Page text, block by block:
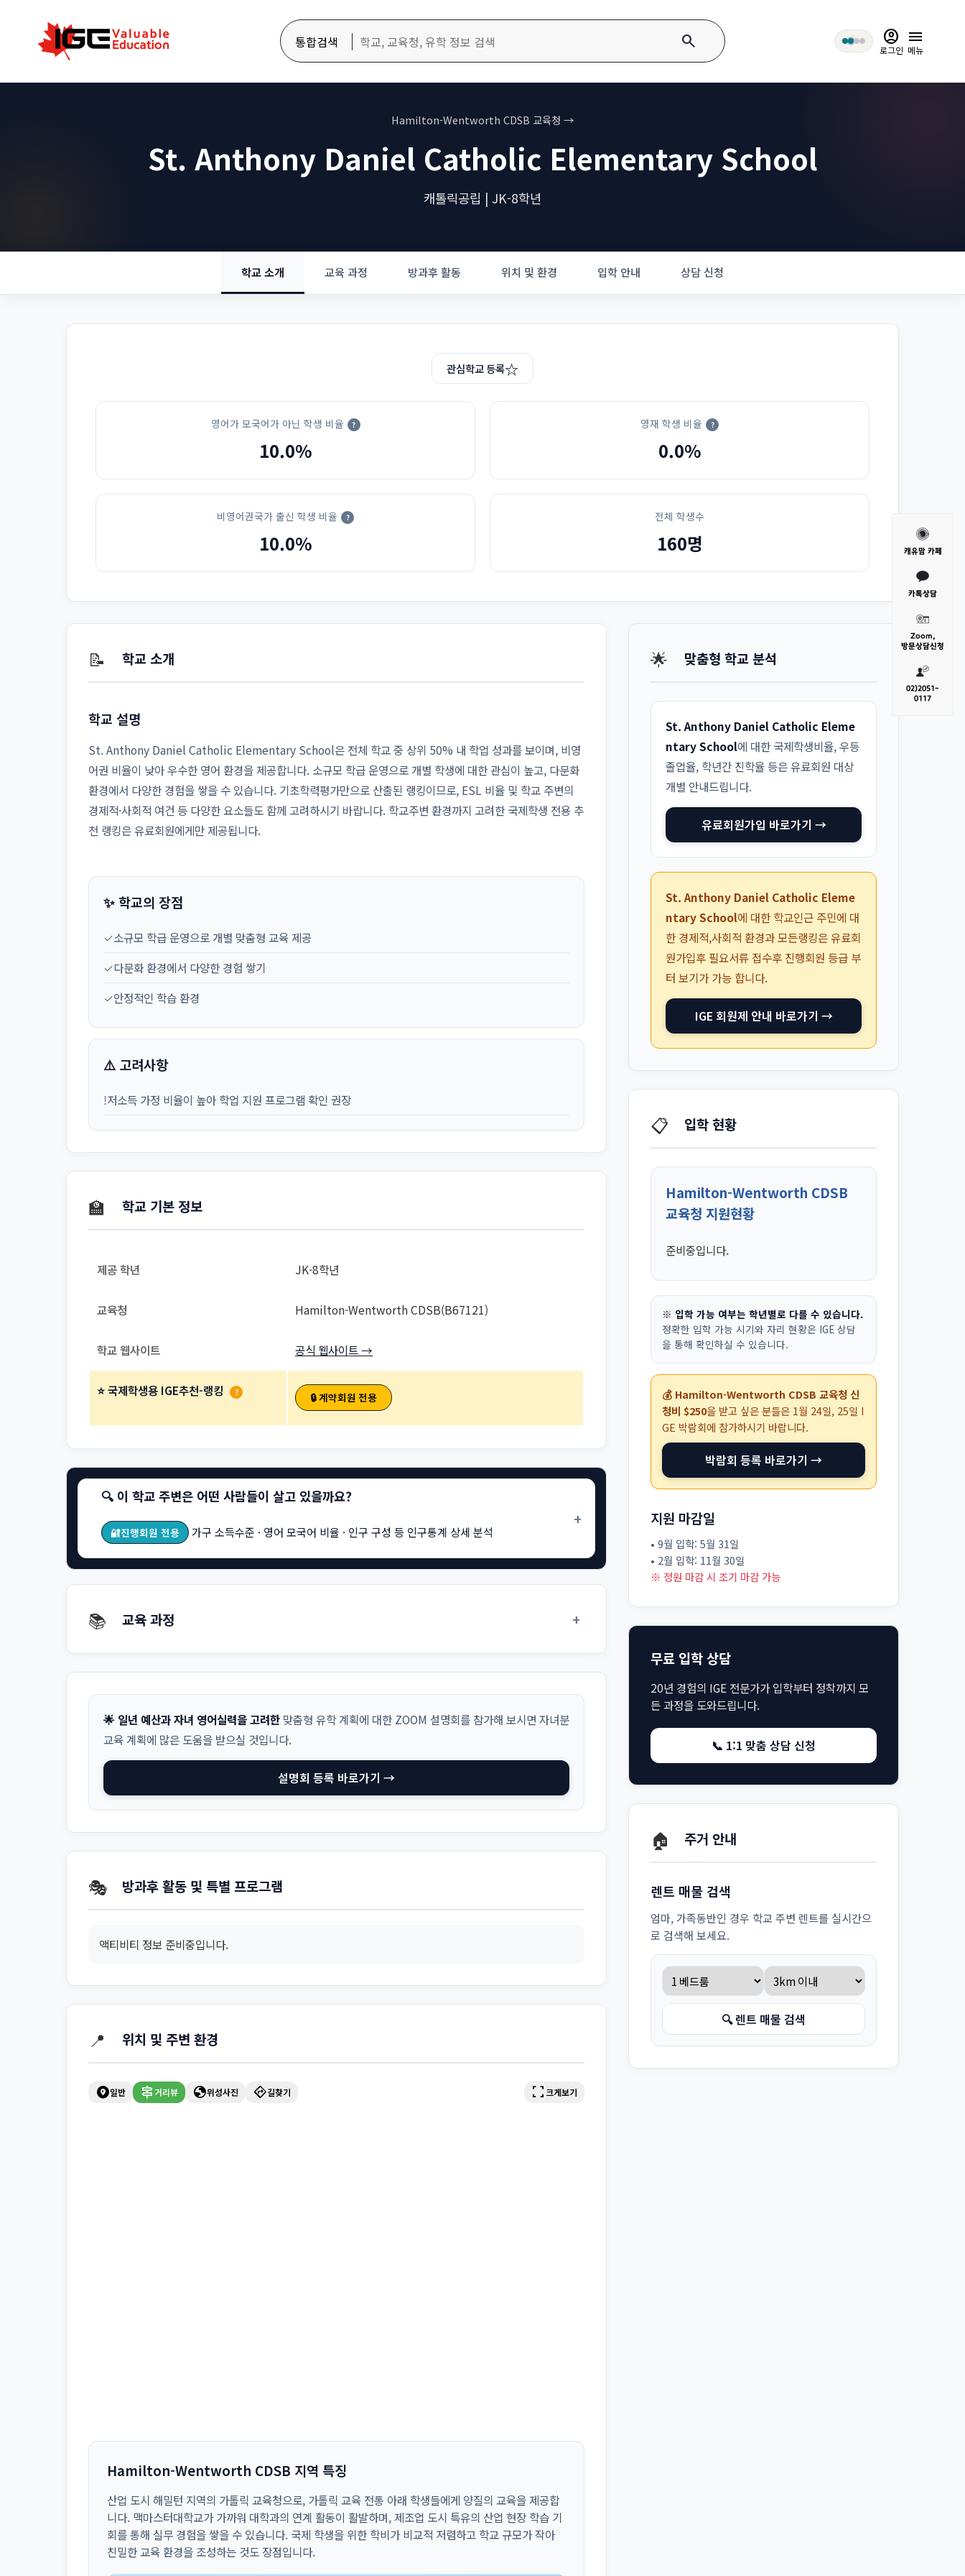
통합검색 search account_circle
로그인
menu
메뉴
Hamilton-Wentworth CDSB 교육청 →
St. Anthony Daniel Catholic Elementary School
캐톨릭공립 | JK-8학년
학교 소개 교육 과정 방과후 활동 위치 및 환경 입학 안내 상담 신청
관심학교 등록☆
영어가 모국어가 아닌 학생 비율 ?
10.0%
영재 학생 비율 ?
0.0%
비영어권국가 출신 학생 비율 ?
10.0%
전체 학생수
160명
📝 학교 소개
학교 설명
St. Anthony Daniel Catholic Elementary School은 전체 학교 중 상위 50% 내 학업 성과를 보이며, 비영
어권 비율이 낮아 우수한 영어 환경을 제공합니다. 소규모 학급 운영으로 개별 학생에 대한 관심이 높고, 다문화
환경에서 다양한 경험을 쌓을 수 있습니다. 기초학력평가만으로 산출된 랭킹이므로, ESL 비율 및 학교 주변의
경제적·사회적 여건 등 다양한 요소들도 함께 고려하시기 바랍니다. 학교주변 환경까지 고려한 국제학생 전용 추
천 랭킹은 유료회원에게만 제공됩니다.
✨ 학교의 장점
✓소규모 학급 운영으로 개별 맞춤형 교육 제공
✓다문화 환경에서 다양한 경험 쌓기
✓안정적인 학습 환경
⚠️ 고려사항
!저소득 가정 비율이 높아 학업 지원 프로그램 확인 권장
🏫 학교 기본 정보
제공 학년 JK-8학년
교육청 Hamilton-Wentworth CDSB(B67121)
학교 웹사이트 공식 웹사이트 →
⭐ 국제학생용 IGE추천-랭킹 ? 🔒 계약회원 전용
🔍 이 학교 주변은 어떤 사람들이 살고 있을까요?
🔐진행회원 전용 가구 소득수준 · 영어 모국어 비율 · 인구 구성 등 인구통계 상세 분석
+
📚 교육 과정 +
🌟 일년 예산과 자녀 영어실력을 고려한 맞춤형 유학 계획에 대한 ZOOM 설명회를 참가해 보시면 자녀분
교육 계획에 많은 도움을 받으실 것입니다.
설명회 등록 바로가기 →
🎭 방과후 활동 및 특별 프로그램
액티비티 정보 준비중입니다.
📍 위치 및 주변 환경
explore_nearby일반 signpost거리뷰 globe위성사진 directions길찾기 fullscreen 크게보기
Hamilton-Wentworth CDSB 지역 특징
산업 도시 해밀턴 지역의 가톨릭 교육청으로, 가톨릭 교육 전통 아래 학생들에게 양질의 교육을 제공합
니다. 맥마스터대학교가 가까워 대학과의 연계 활동이 활발하며, 제조업 도시 특유의 산업 현장 학습 기
회를 통해 실무 경험을 쌓을 수 있습니다. 국제 학생을 위한 학비가 비교적 저렴하고 학교 규모가 작아
친밀한 교육 환경을 조성하는 것도 장점입니다.
🌟 맞춤형 학교 분석
St. Anthony Daniel Catholic Eleme
ntary School에 대한 국제학생비율, 우등
졸업율, 학년간 진학율 등은 유료회원 대상
개별 안내드립니다.
유료회원가입 바로가기 →
St. Anthony Daniel Catholic Eleme
ntary School에 대한 학교인근 주민에 대
한 경제적,사회적 환경과 모든랭킹은 유료회
원가입후 필요서류 접수후 진행회원 등급 부
터 보기가 가능 합니다.
IGE 회원제 안내 바로가기 →
📋 입학 현황
Hamilton-Wentworth CDSB
교육청 지원현황
준비중입니다.
※ 입학 가능 여부는 학년별로 다를 수 있습니다.
정확한 입학 가능 시기와 자리 현황은 IGE 상담
을 통해 확인하실 수 있습니다.
💰 Hamilton-Wentworth CDSB 교육청 신
청비 $250을 받고 싶은 분들은 1월 24일, 25일 I
GE 박람회에 참가하시기 바랍니다.
박람회 등록 바로가기 →
지원 마감일
• 9월 입학: 5월 31일
• 2월 입학: 11월 30일
※ 정원 마감 시 조기 마감 가능
무료 입학 상담
20년 경험의 IGE 전문가가 입학부터 정착까지 모
든 과정을 도와드립니다.
📞 1:1 맞춤 상담 신청
🏠 주거 안내
렌트 매물 검색
엄마, 가족동반인 경우 학교 주변 렌트를 실시간으
로 검색해 보세요.
🔍 렌트 매물 검색
캐유맘 카페
카톡상담
Zoom,
방문상담신청
02)2051-
0117